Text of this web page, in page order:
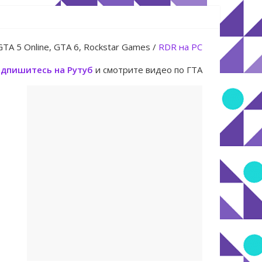
5 Online, GTA 6, Rockstar Games / RDR на PC
на Рутуб и смотрите видео по ГТА